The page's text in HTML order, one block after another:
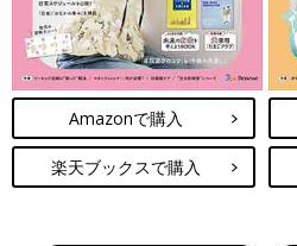
Amazonで購入
楽天ブックスで購入